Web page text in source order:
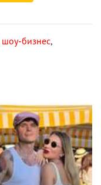
шоу-бизнес,